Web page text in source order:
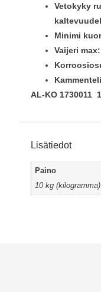
Vetokyky
Minimi
Vaijeri
AL-KO 1730011
Lisätiedot
Paino
10 kg (kilogramma)